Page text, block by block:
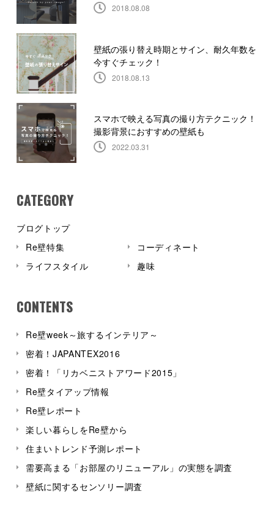
2018.08.08
壁紙の張り替え時期とサイン、耐久年数を
今すぐチェック！
2018.08.13
スマホで映える写真の撮り方テクニック！
撮影背景におすすめの壁紙も
2022.03.31
CATEGORY
ブログトップ
Re壁特集
コーディネート
ライフスタイル
趣味
CONTENTS
Re壁week～旅するインテリア～
密着！JAPANTEX2016
密着！「リカベニストアワード2015」
Re壁タイアップ情報
Re壁レポート
楽しい暮らしをRe壁から
住まいトレンド予測レポート
需要高まる「お部屋のリニューアル」の実態を調査
壁紙に関するセンソリー調査